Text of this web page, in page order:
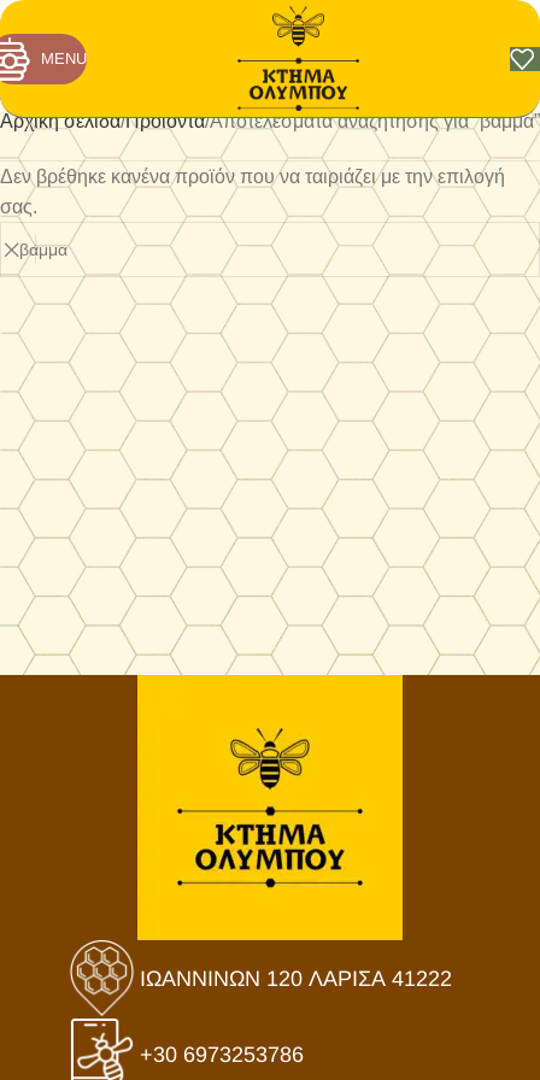
MENU
Αρχική σελίδα Προϊόντα Αποτελέσματα αναζήτησης για “βαμμα”
Δεν βρέθηκε κανένα προϊόν που να ταιριάζει με την επιλογή
σας.
ΙΩΑΝΝΙΝΩΝ 120 ΛΑΡΙΣΑ 41222
+30 6973253786